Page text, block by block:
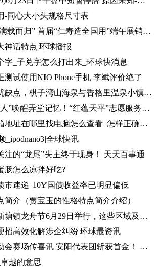
-同心大小头规格尺寸表
从“空手而来”到“满载而归” 首届“仁寿造全国用”端午展销会开幕_全球观天下
神话特点|环球播报
字_子兑字怎么打出来_环球快消息
测试使用NIO Phone手机 李斌评价绝了
昌江县买房养老优缺点，棋子湾山海泉与香格里温泉小镇养老生活成本对比！-全球今亮点
天天热文：“守艺人”唤醒弄堂记忆！“红蕴天平”志愿服务营造项目启动
全球新动态：邮箱地址在哪里找电脑怎么查看_怎样正确填写邮箱地址
_ipodnano3|全球快讯
注的“龙尾”失主终于现身！ 天天百事通
肠怎么凉拌好吃?
市速递 |10Y国债收益率已明显偏低
简介（贾宝玉的性格特点简介介绍）
环球通讯！增城新塘镇龙舟节6月29日举行，这些区域及路段将有交通管制
招高效化解涉企纠纷|环球最资讯
河南省第四届运动会赛场传喜讯 安阳代表团斩获首金！ 环球新要闻
越的意思